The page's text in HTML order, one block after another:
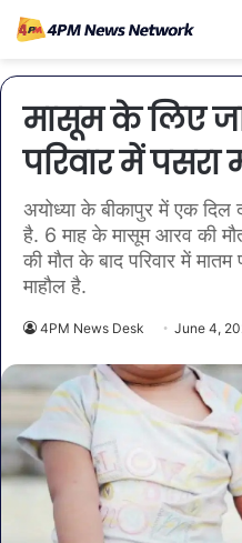
मासूम के लिए
परिवार में पसरा
अयोध्या के बीकापुर में एक
है. 6 माह के मासूम आरव की
की मौत के बाद परिवार में
माहौल है.
4PM News Desk June 4,